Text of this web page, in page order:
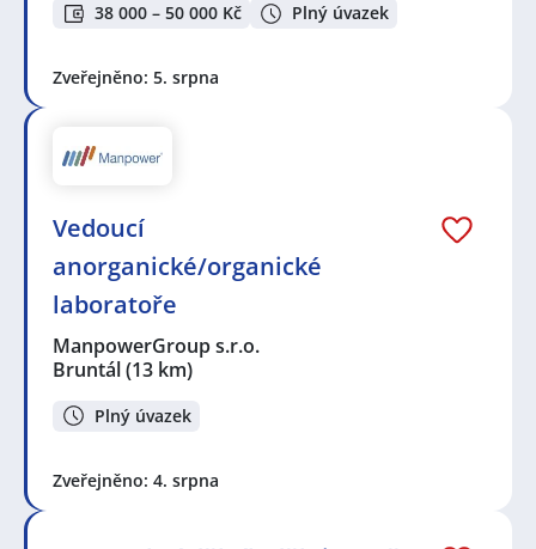
38 000 – 50 000 Kč Plný úvazek
Zveřejněno: 5. srpna
Vedoucí
anorganické/organické
laboratoře
ManpowerGroup s.r.o.
Bruntál(13 km)
Plný úvazek
Zveřejněno: 4. srpna